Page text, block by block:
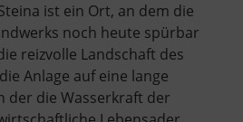
ist ein Ort, an dem die
noch heute spürbar
reizvolle Landschaft des
Anlage auf eine lange
der die Wasserkraft der